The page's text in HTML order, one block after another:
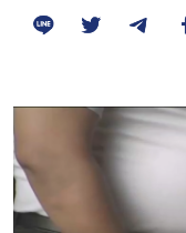
บทความแค
สื่อของแคม